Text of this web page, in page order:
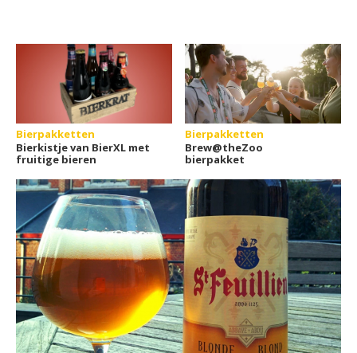
Bierpakketten
Bierkistje van BierXL met
fruitige bieren
Bierpakketten
Brew@theZoo
bierpakket